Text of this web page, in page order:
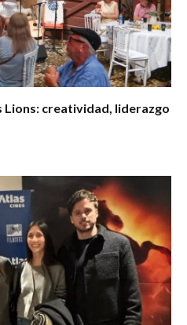
Lions: creatividad, liderazgo